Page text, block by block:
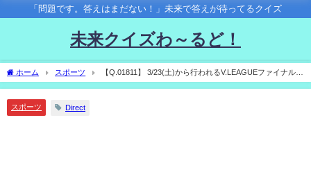
「問題です。答えはまだない！」未来で答えが待ってるクイズ
未来クイズわ～るど！
ホーム スポーツ
【Q.01811】 3/23(土)から行われるV.LEAGUEファイナルス
テージDIVISION 1 男子。 優勝チームは？
スポーツ Direct